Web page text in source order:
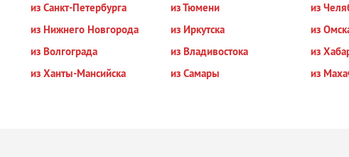
из Санкт-Петербурга из Тюмени из
из Нижнего Новгорода из Иркутска из
из Волгограда из Владивостока из
из Ханты-Мансийска из Самары из